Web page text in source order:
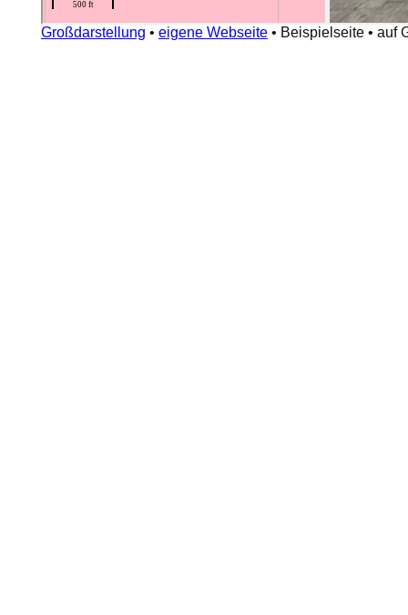
Großdarstellung • eigene Webseite • Beispielseite • auf